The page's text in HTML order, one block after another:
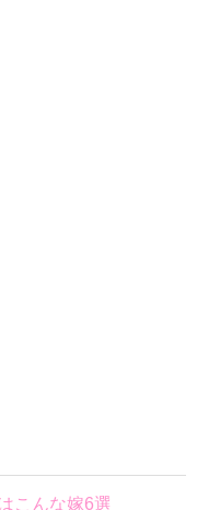
こんな嫁6選